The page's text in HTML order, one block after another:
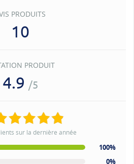
PRODUITS
10
PRODUIT
4.9 /5
sur la dernière année
100%
0%